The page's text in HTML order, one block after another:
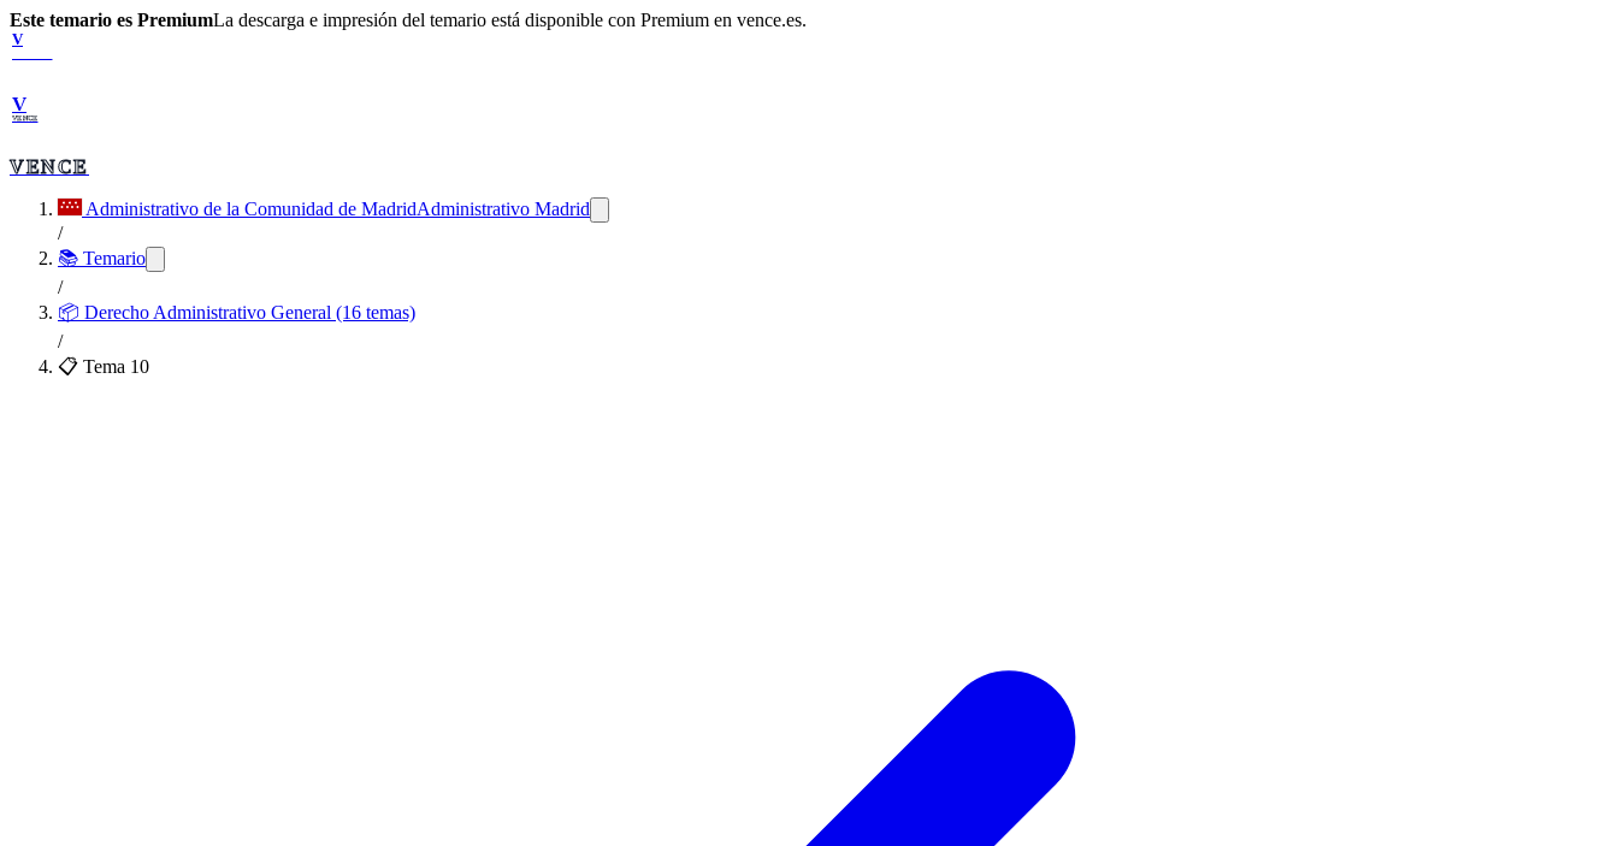
Este temario es PremiumLa descarga e impresión del temario está disponible con Premium en vence.es.
V
V
VENCE
VENCE
Administrativo de la Comunidad de MadridAdministrativo Madrid
/
📚 Temario
/
📦 Derecho Administrativo General (16 temas)
/
📋 Tema 10